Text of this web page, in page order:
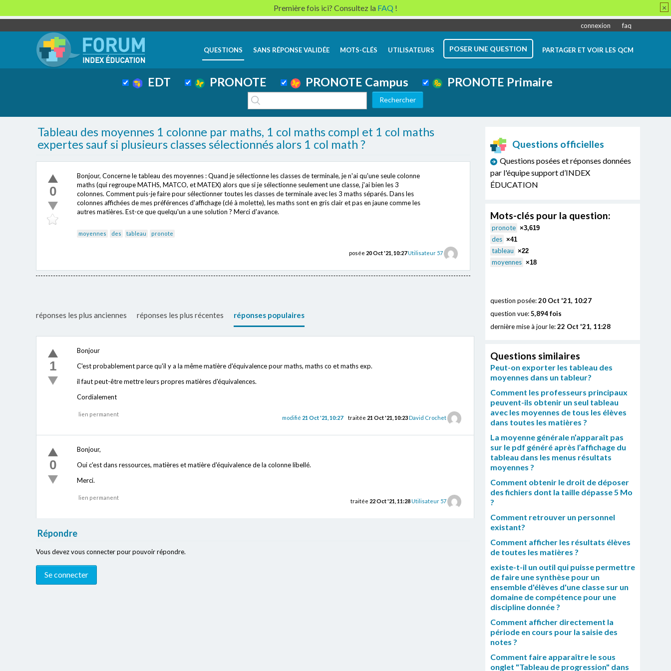
connexion faq
QUESTIONS SANS RÉPONSE VALIDÉE MOTS-CLÉS UTILISATEURS POSER UNE QUESTION PARTAGER ET VOIR LES QCM
EDT PRONOTE PRONOTE Campus PRONOTE Primaire
Tableau des moyennes 1 colonne par maths, 1 col maths compl et 1 col maths
expertes sauf si plusieurs classes sélectionnés alors 1 col math ?
0
Bonjour, Concerne le tableau des moyennes : Quand je sélectionne les classes de terminale, je n'ai qu'une seule colonne
maths (qui regroupe MATHS, MATCO, et MATEX) alors que si je sélectionne seulement une classe, j'ai bien les 3
colonnes. Comment puis-je faire pour sélectionner toutes les classes de terminale avec les 3 maths séparés. Dans les
colonnes affichées de mes préférences d'affichage (clé à molette), les maths sont en gris clair et pas en jaune comme les
autres matières. Est-ce que quelqu'un a une solution ? Merci d'avance.
moyennes des tableau pronote
posée 20 Oct '21, 10:27Utilisateur 57
réponses les plus anciennes réponses les plus récentes réponses populaires
1
Bonjour
C'est probablement parce qu'il y a la même matière d'équivalence pour maths, maths co et maths exp.
il faut peut-être mettre leurs propres matières d'équivalences.
Cordialement
lien permanent
traitée 21 Oct '21, 10:23David Crochet
modifié 21 Oct '21, 10:27
0
Bonjour,
Oui c'est dans ressources, matières et matière d'équivalence de la colonne libellé.
Merci.
lien permanent
traitée 22 Oct '21, 11:28Utilisateur 57
Répondre
Vous devez vous connecter pour pouvoir répondre.
Questions officielles
Questions posées et réponses données
par l'équipe support d’INDEX
ÉDUCATION
Mots-clés pour la question:
pronote ×3,619
des ×41
tableau ×22
moyennes ×18
question posée:20 Oct '21, 10:27
question vue:5,894 fois
dernière mise à jour le:22 Oct '21, 11:28
Questions similaires
Peut-on exporter les tableau des
moyennes dans un tableur?
Comment les professeurs principaux
peuvent-ils obtenir un seul tableau
avec les moyennes de tous les élèves
dans toutes les matières ?
La moyenne générale n’apparaît pas
sur le pdf généré après l’affichage du
tableau dans les menus résultats
moyennes ?
Comment obtenir le droit de déposer
des fichiers dont la taille dépasse 5 Mo
?
Comment retrouver un personnel
existant?
Comment afficher les résultats élèves
de toutes les matières ?
existe-t-il un outil qui puisse permettre
de faire une synthèse pour un
ensemble d'élèves d'une classe sur un
domaine de compétence pour une
discipline donnée ?
Comment afficher directement la
période en cours pour la saisie des
notes ?
Comment faire apparaître le sous
onglet "Tableau de progression" dans
Première fois ici? Consultez la FAQ ! ×